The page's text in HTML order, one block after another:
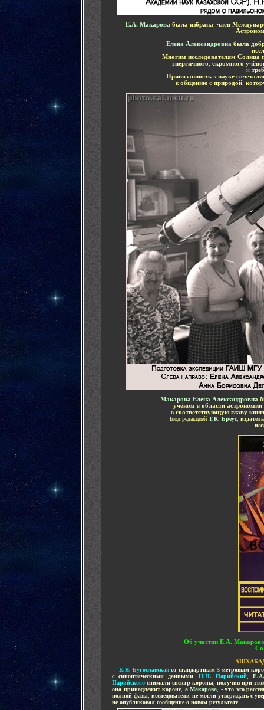
Е.А. Макарова была избрана: член
Елена Александровна была
Многим исследователям Солнца
энергичного
скромного
и
Привязанность к науке
к общению с природой
Макарова Елена Александровна
учёном в области астрономии
в соответствующую главу
(под редакцией Т.К. Бреус;
Об участии Е.А.
Е.Я. Бугославская со стандартным 5-метровым
с синоптическими данными.Н.Н. Парийский
Парийского снимали спектр короны получив при
она принадлежит короне
аМакарова
- что это
полной фазы ,исследователи не могли утверждать с
не опубликовал сообщение о новом результате